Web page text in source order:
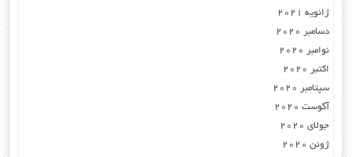
ژانویه 2021
دسامبر 2020
نوامبر 2020
اکتبر 2020
سپتامبر 2020
آگوست 2020
جولای 2020
ژوئن 2020